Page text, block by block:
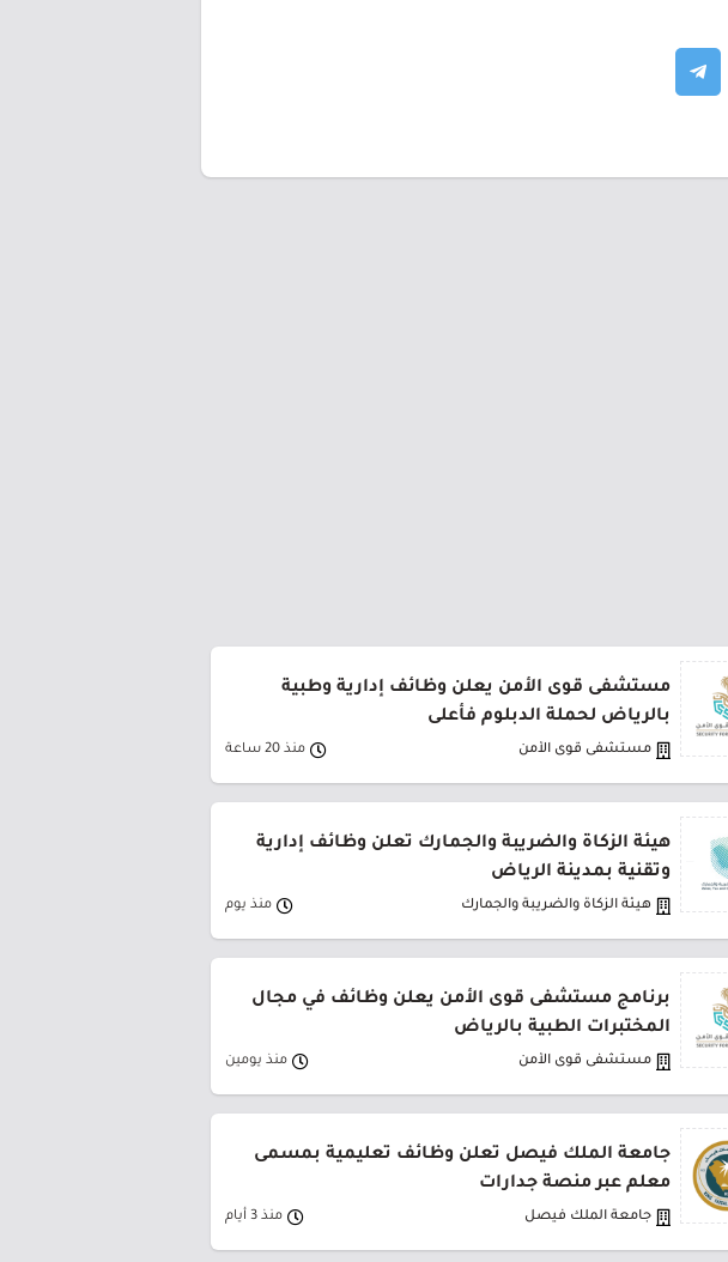
مستشفى قوى الأمن يعلن وظائف إدارية وطبية
بالرياض لحملة الدبلوم فأعلى
مستشفى قوى الأمن منذ 20 ساعة
هيئة الزكاة والضريبة والجمارك تعلن وظائف إدارية
وتقنية بمدينة الرياض
هيئة الزكاة والضريبة والجمارك منذ يوم
برنامج مستشفى قوى الأمن يعلن وظائف في مجال
المختبرات الطبية بالرياض
مستشفى قوى الأمن منذ يومين
جامعة الملك فيصل تعلن وظائف تعليمية بمسمى
معلم عبر منصة جدارات
جامعة الملك فيصل منذ 3 أيام